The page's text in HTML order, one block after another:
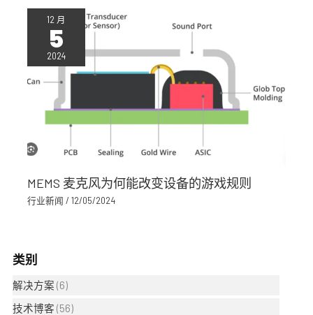
12 月
5
2024
MEMS 麦克风为何能改变设备的游戏规则
行业新闻 /12/05/2024
类别
解决方案 (6)
技术博客 (56)